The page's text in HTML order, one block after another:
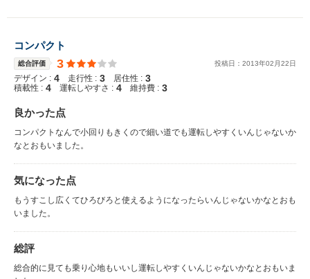
コンパクト
総合評価 3 投稿日： 2013年02 月22日
デザイン : 4 走行性 : 3 居住性 : 3
積載性 : 4 運転しやすさ : 4 維持費 : 3
良かった点
コンパクトなんで小回りもきくので細い道でも運転しやすくいんじゃないか
なとおもいました。
気になった点
もうすこし広くてひろびろと使えるようになったらいんじゃないかなとおも
いました。
総評
総合的に見ても乗り心地もいいし運転しやすくいんじゃないかなとおもいま